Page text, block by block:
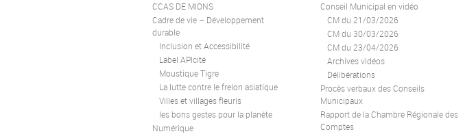
CCAS DE MIONS
Cadre de vie – Développement
durable
Inclusion et Accessibilité
Label APIcité
Moustique Tigre
La lutte contre le frelon asiatique
Villes et villages fleuris
les bons gestes pour la planète
Numérique
Conseil Municipal en vidéo
CM du 21/03/2026
CM du 30/03/2026
CM du 23/04/2026
Archives vidéos
Délibérations
Procès verbaux des Conseils
Municipaux
Rapport de la Chambre Régionale des
Comptes